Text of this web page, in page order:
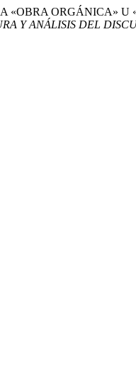
«OBRA ORGÁNICA»
Y ANÁLISIS DEL